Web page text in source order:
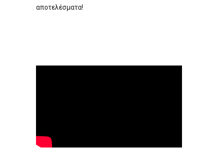
αποτελέσματα!